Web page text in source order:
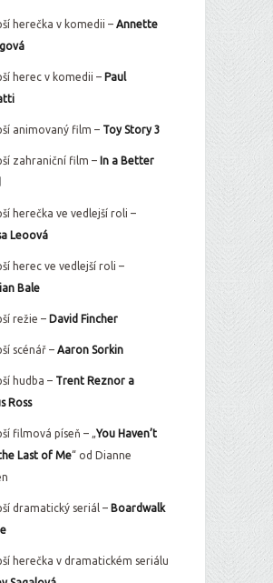
herečka v komedii – Annette
herec v komedii – Paul
animovaný film – Toy Story 3
zahraniční film – In a Better
herečka ve vedlejší roli –
Leoová
herec ve vedlejší roli –
Bale
režie – David Fincher
scénář – Aaron Sorkin
hudba – Trent Reznor a
Ross
filmová píseň – „You Haven’t
Last of Me“ od Dianne
dramatický seriál – Boardwalk
herečka v dramatickém seriálu